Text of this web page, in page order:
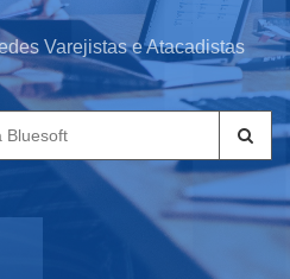
Varejistas e Atacadistas